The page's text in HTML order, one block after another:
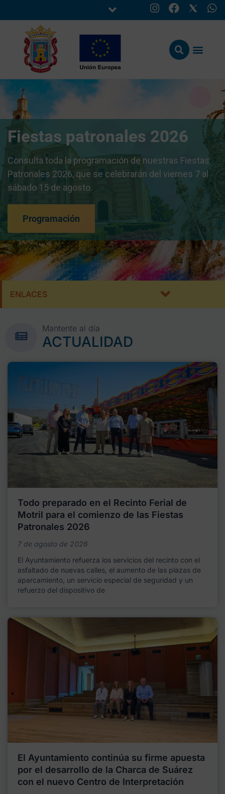
Fiestas patronales 2026
Consulta toda la programación de nuestras Fiestas
Patronales 2026, que se celebrarán del viernes 7 al
sábado 15 de agosto.
Programación
ENLACES
Mantente al día
ACTUALIDAD
Todo preparado en el Recinto Ferial de
Motril para el comienzo de las Fiestas
Patronales 2026
7 de agosto de 2026
El Ayuntamiento refuerza los servicios del recinto con el
asfaltado de nuevas calles, el aumento de las plazas de
aparcamiento, un servicio especial de seguridad y un
refuerzo del dispositivo de
El Ayuntamiento continúa su firme apuesta
por el desarrollo de la Charca de Suárez
con el nuevo Centro de Interpretación